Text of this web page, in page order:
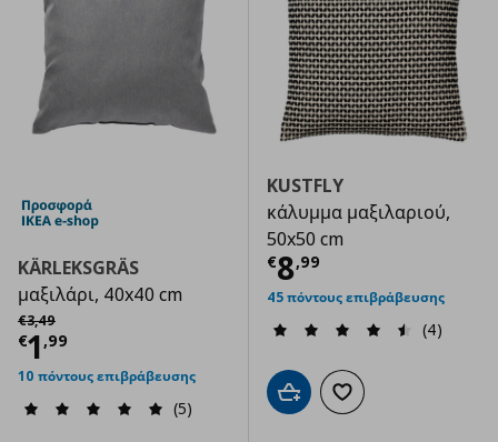
KÄRLEKSGRÄS
μαξιλάρι, 40x40 cm
€3,49
Αρχική τιμή
€1 ,99
Τρέχουσα τιμή € 1,99
10 πόντους επιβράβευσης
(5)
KUSTFLY
κάλυμμα μαξιλαριού,
50x50 cm
€8,99
Τρέχουσα
45 πόντους επιβράβευσης
(4)
Προσθήκη στο καλάθι
Προσθήκη στα